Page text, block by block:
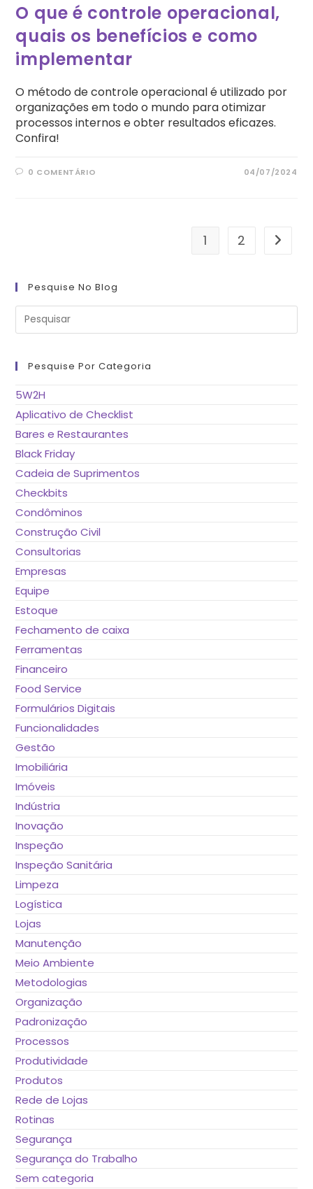
O que é controle operacional,
quais os benefícios e como
implementar
O método de controle operacional é utilizado por
organizações em todo o mundo para otimizar
processos internos e obter resultados eficazes.
Confira!
0 COMENTÁRIO 04/07/2024
1 2 Ir para
Pesquise No Blog
Pesquise Por Categoria
5W2H
Aplicativo de Checklist
Bares e Restaurantes
Black Friday
Cadeia de Suprimentos
Checkbits
Condôminos
Construção Civil
Consultorias
Empresas
Equipe
Estoque
Fechamento de caixa
Ferramentas
Financeiro
Food Service
Formulários Digitais
Funcionalidades
Gestão
Imobiliária
Imóveis
Indústria
Inovação
Inspeção
Inspeção Sanitária
Limpeza
Logística
Lojas
Manutenção
Meio Ambiente
Metodologias
Organização
Padronização
Processos
Produtividade
Produtos
Rede de Lojas
Rotinas
Segurança
Segurança do Trabalho
Sem categoria